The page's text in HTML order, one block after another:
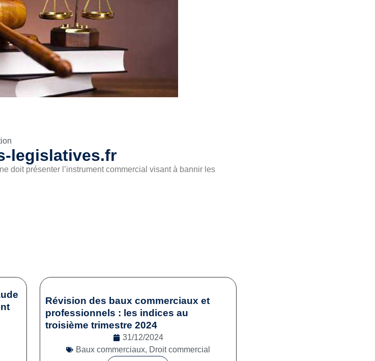
legislatives.fr
doit présenter l’instrument commercial visant à bannir les
Révision des baux commerciaux et
professionnels : les indices au
troisième trimestre 2024
31/12/2024
Baux commerciaux, Droit commercial